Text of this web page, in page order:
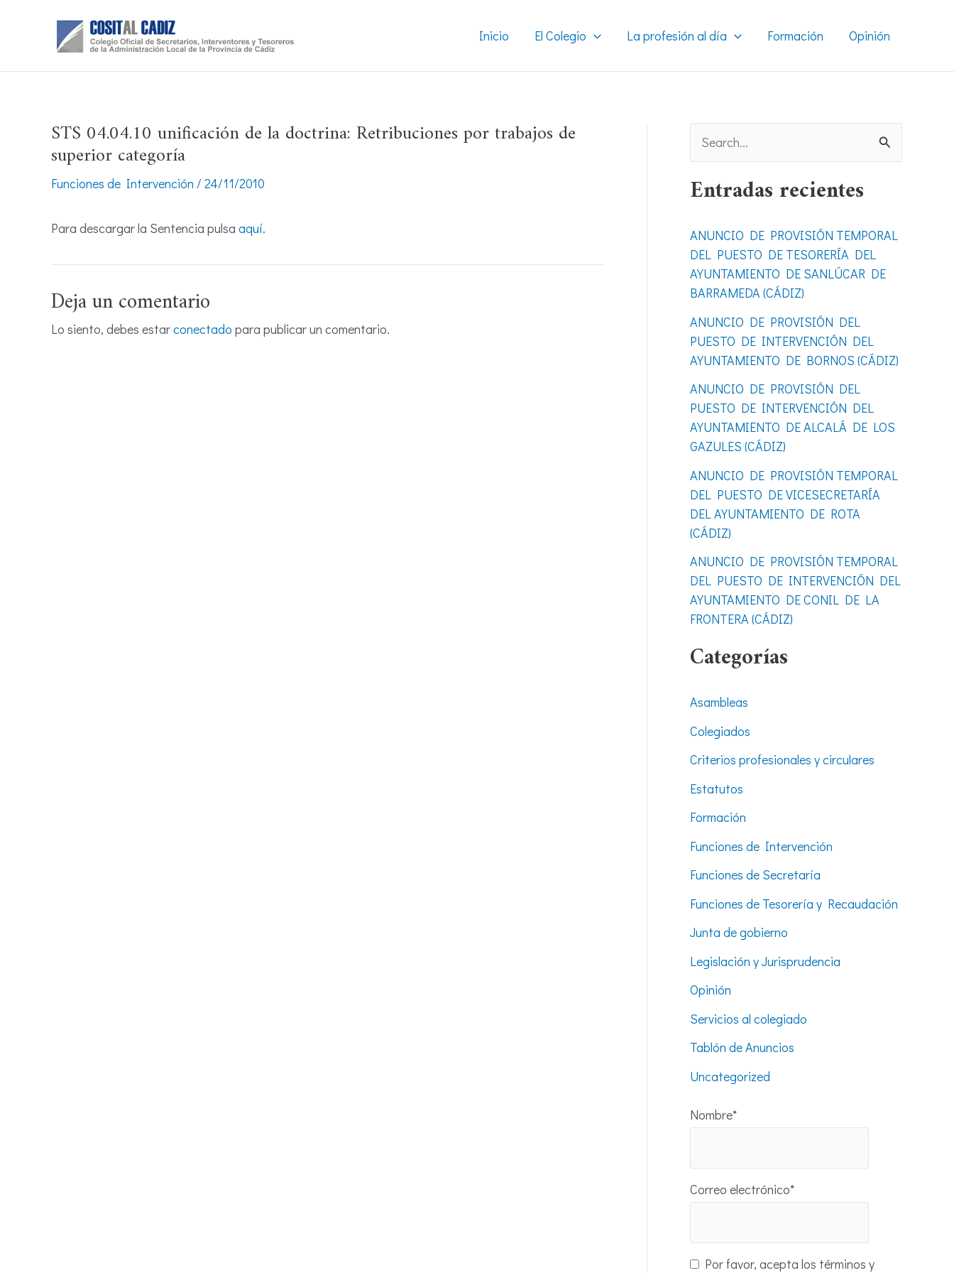
Inicio El Colegio La profesión al día Formación Opinión
STS 04.04.10 unificación de la doctrina: Retribuciones por trabajos de
superior categoría
Funciones de Intervención / 24/11/2010
Para descargar la Sentencia pulsa aquí.
Deja un comentario
Lo siento, debes estarconectado para publicar un comentario.
s
a
r
p
o
r
Entradas recientes
ANUNCIO DE PROVISIÓN TEMPORAL
DEL PUESTO DE TESORERÍA DEL
AYUNTAMIENTO DE SANLÚCAR DE
BARRAMEDA (CÁDIZ)
ANUNCIO DE PROVISIÓN DEL
PUESTO DE INTERVENCIÓN DEL
AYUNTAMIENTO DE BORNOS (CÁDIZ)
ANUNCIO DE PROVISIÓN DEL
PUESTO DE INTERVENCIÓN DEL
AYUNTAMIENTO DE ALCALÁ DE LOS
GAZULES (CÁDIZ)
ANUNCIO DE PROVISIÓN TEMPORAL
DEL PUESTO DE VICESECRETARÍA
DEL AYUNTAMIENTO DE ROTA
(CÁDIZ)
ANUNCIO DE PROVISIÓN TEMPORAL
DEL PUESTO DE INTERVENCIÓN DEL
AYUNTAMIENTO DE CONIL DE LA
FRONTERA (CÁDIZ)
Categorías
Asambleas
Colegiados
Criterios profesionales y circulares
Estatutos
Formación
Funciones de Intervención
Funciones de Secretaría
Funciones de Tesorería y Recaudación
Junta de gobierno
Legislación y Jurisprudencia
Opinión
Servicios al colegiado
Tablón de Anuncios
Uncategorized
Nombre*
Correo electrónico*
Por favor, acepta los términos y